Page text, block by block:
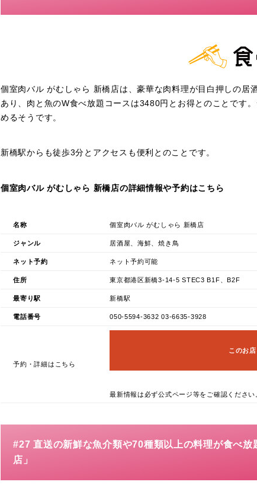
個室肉バル がむしゃら 新橋店は、豪華な肉料理が目白押しの居
あり、肉と魚のW食べ放題コースは3480円とお得とのことです
めるそうです。
新橋駅からも徒歩3分とアクセスも便利とのことです。
個室肉バル がむしゃら 新橋店の詳細情報や予約はこちら
名称 個室肉バル がむしゃら 新橋店
ジャンル 居酒屋、海鮮、焼き鳥
ネット予約 ネット予約可能
住所 東京都港区新橋3-14-5 STEC3 B1F、B2F
最寄り駅 新橋駅
電話番号 050-5594-3632 03-6635-3928
予約・詳細はこちら
このお
最新情報は必ず公式ページ等をご確認ください
#27 直送の新鮮な魚介類や70種類以上の料理が食べ放
店」